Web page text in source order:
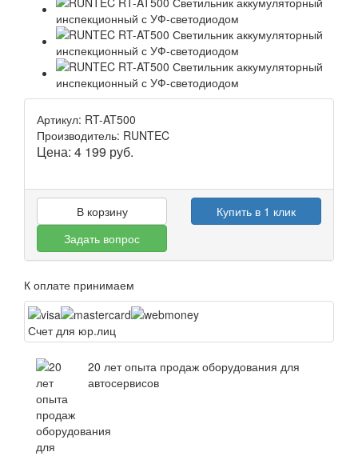
Артикул: RT-AT500
Производитель: RUNTEC
Цена: 4 199 руб.
В корзину
Купить в 1 клик
Задать вопрос
К оплате принимаем
Счет для юр.лиц
20 лет опыта продаж оборудования для
автосервисов